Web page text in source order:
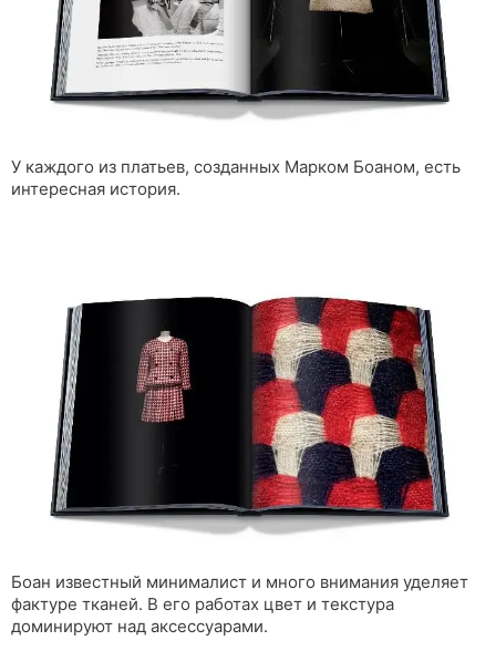
У каждого из платьев, созданных Марком Боаном, есть
интересная история.
Боан известный минималист и много внимания уделяет
фактуре тканей. В его работах цвет и текстура
доминируют над аксессуарами.